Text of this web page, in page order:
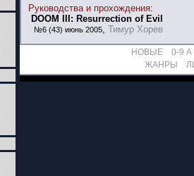
Руководства и прохождения:
DOOM III: Resurrection of Evil
№6 (43) июнь 2005, Тимур Хорев
НОВЫЕ 0-9 A
ЖАНРЫ